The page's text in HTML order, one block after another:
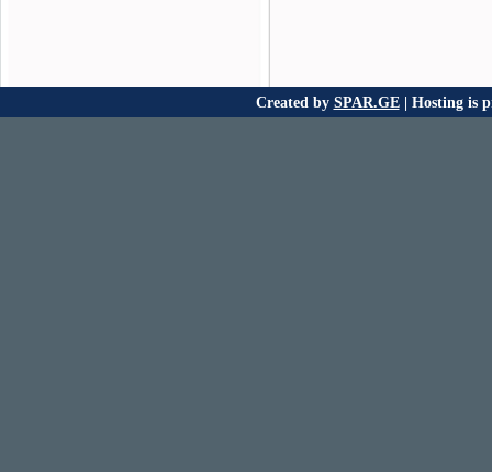
Created by SPAR.GE| Hosting is